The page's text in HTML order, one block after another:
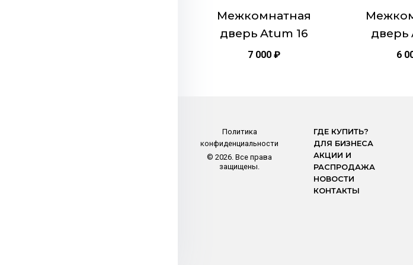
Межкомнатная
дверь Atum 16
7 000 ₽
товара.
дверь
6
товара.
Политика
конфиденциальности
© 2026. Все права
защищены.
ГДЕ КУПИТЬ?
ДЛЯ БИЗНЕСА
АКЦИИ И
РАСПРОДАЖА
НОВОСТИ
КОНТАКТЫ